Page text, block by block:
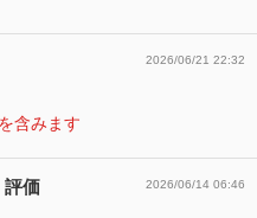
2026/06/21 22:32
含みます
評価 2026/06/14 06:46